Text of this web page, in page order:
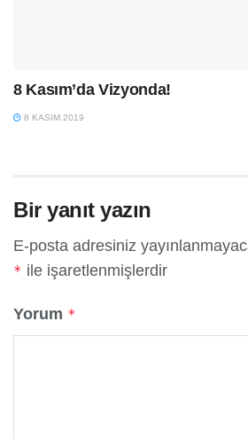
8 Kasım’da Vizyonda!
8 KASIM 2019
Bir yanıt yazın
E-posta adresiniz
* ile işaretlenmişlerdir
Yorum *